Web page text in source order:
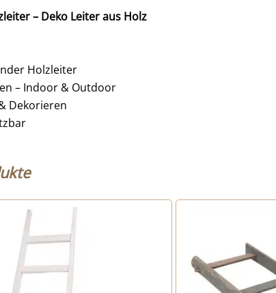
– Deko Leiter aus Holz
Holzleiter
– Indoor & Outdoor
Dekorieren